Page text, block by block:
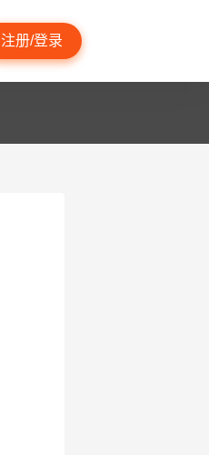
注册/登录